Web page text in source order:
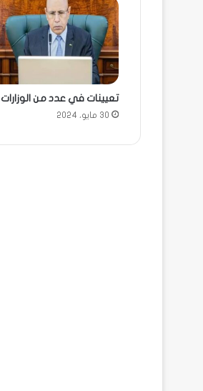
تعيينات في عدد من الوزارات
30 مايو، 2024